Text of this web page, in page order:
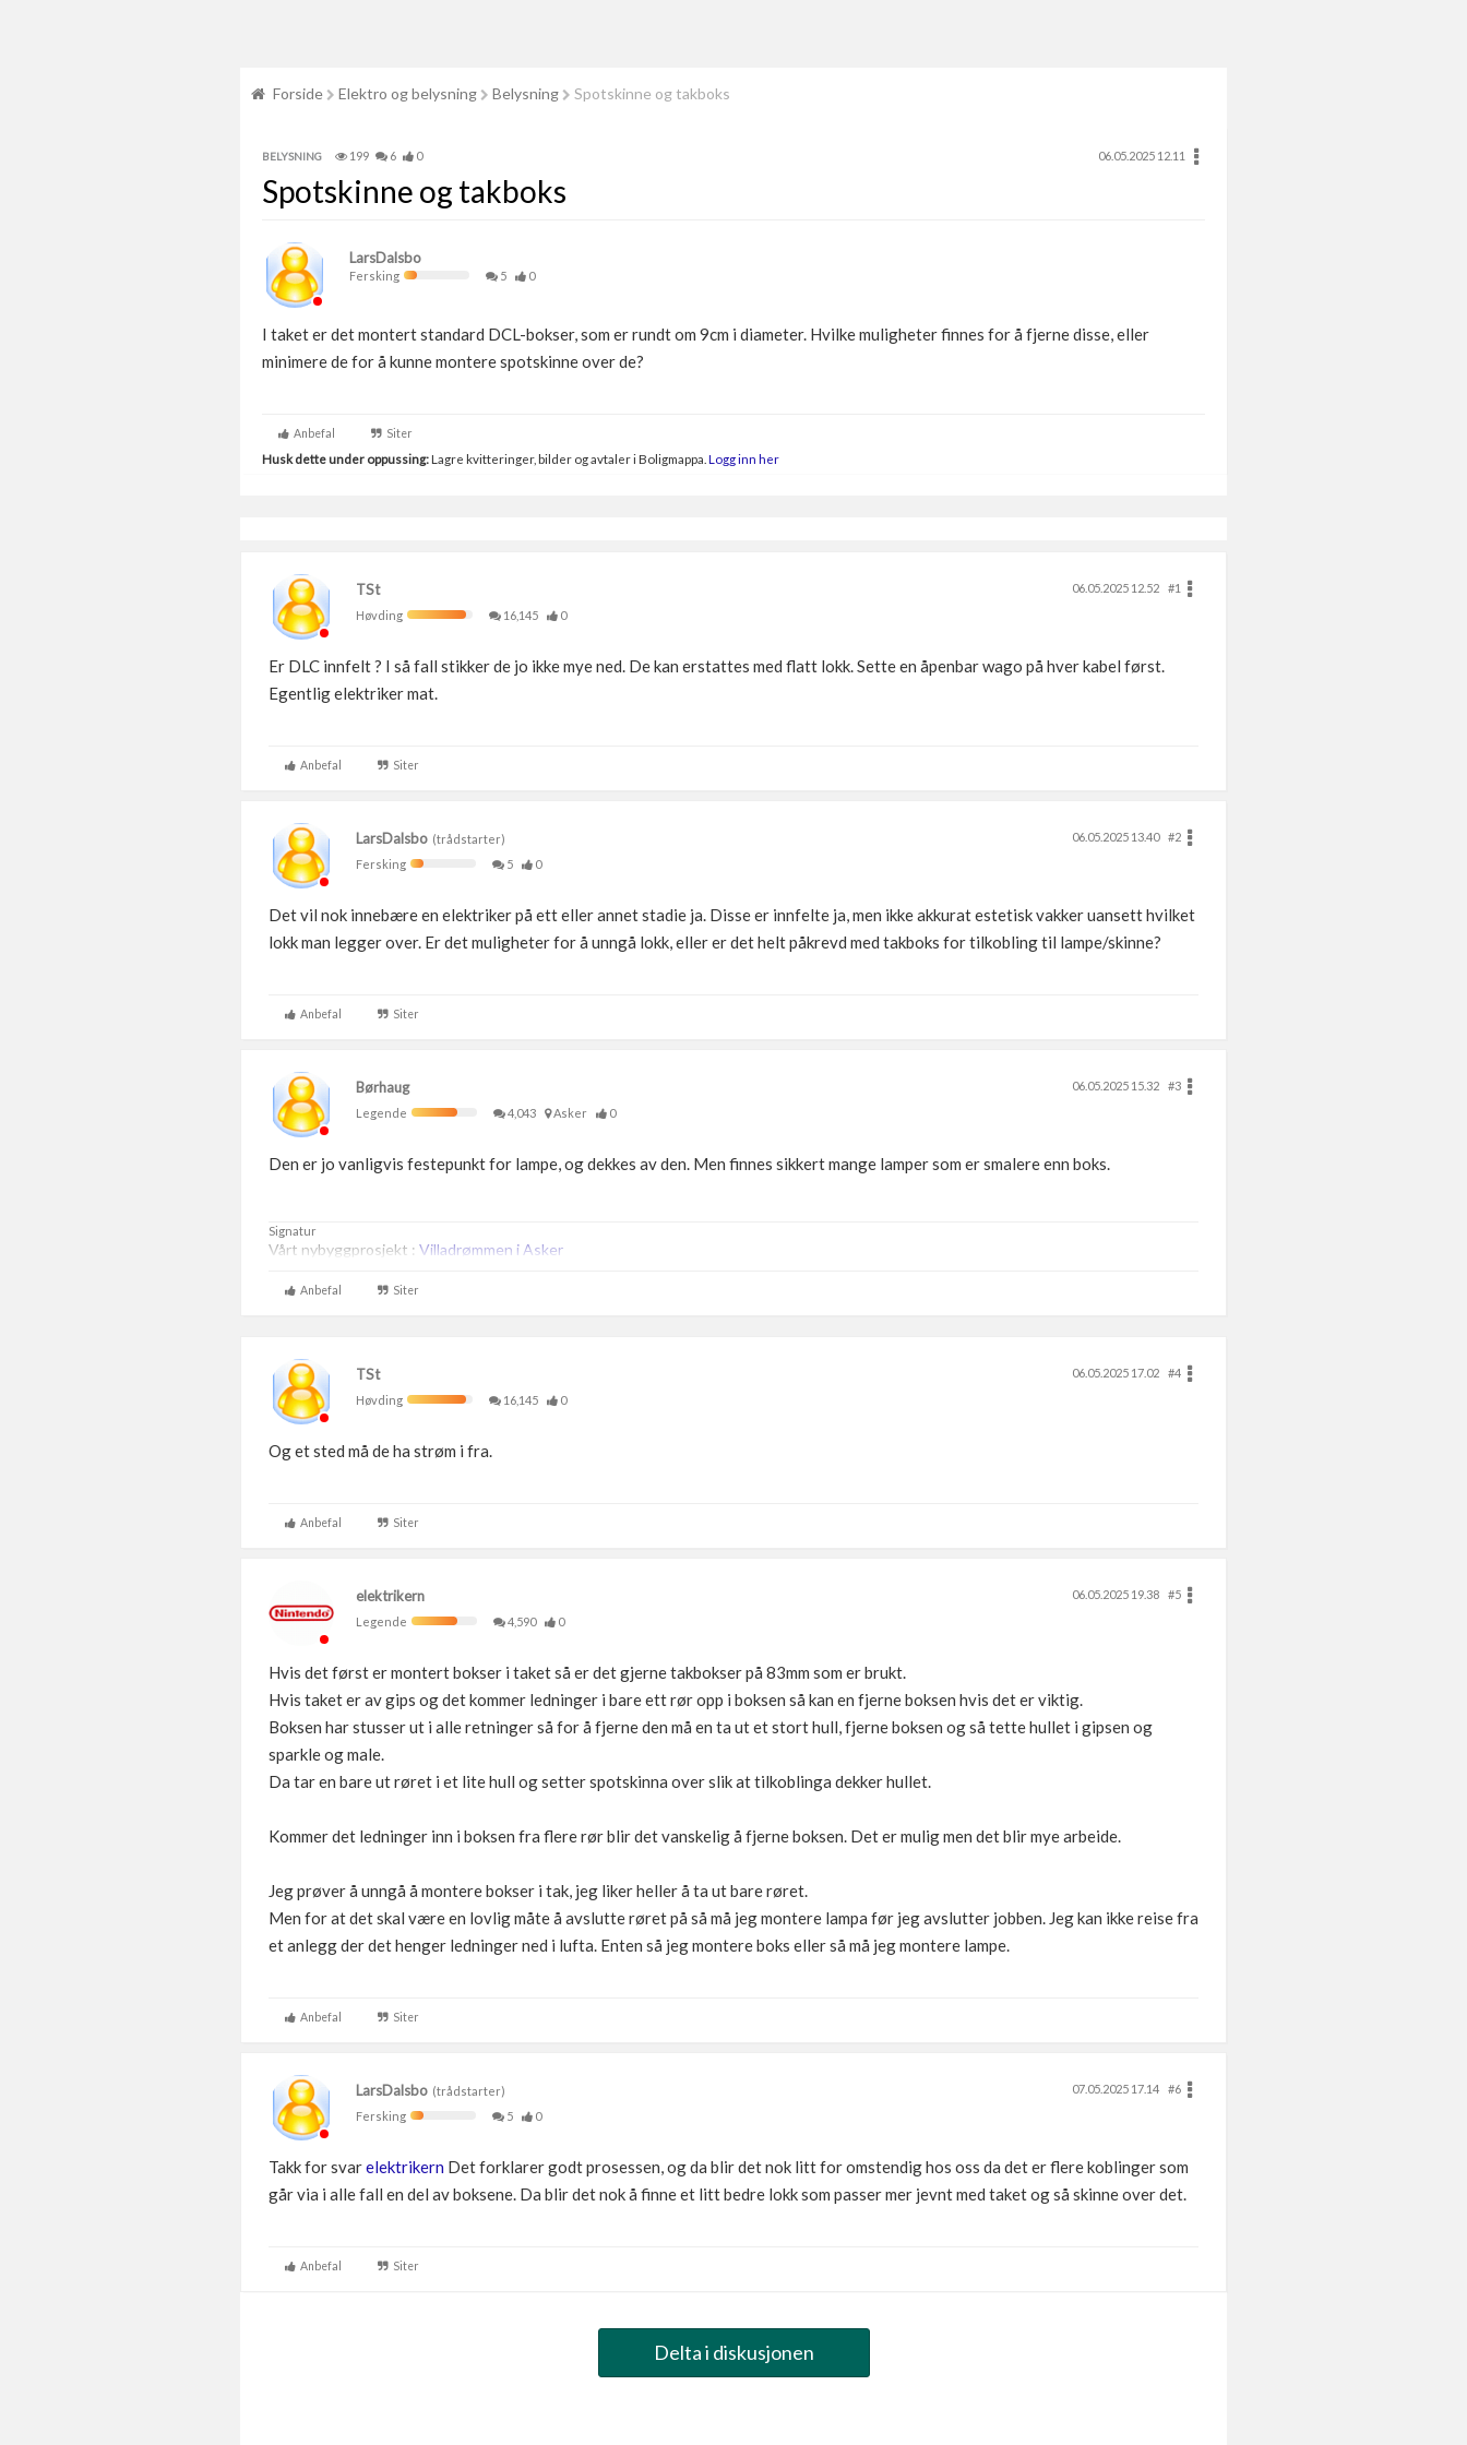
Forside Elektro og belysning Belysning Spotskinne og takboks
BELYSNING 199 6 0 06.05.2025 12.11
Spotskinne og takboks
LarsDalsbo
Fersking 5 0
I taket er det montert standard DCL-bokser, som er rundt om 9cm i diameter. Hvilke muligheter finnes for å fjerne disse, eller
minimere de for å kunne montere spotskinne over de?
Anbefal Siter
Husk dette under oppussing:Lagre kvitteringer, bilder og avtaler i Boligmappa. Logg inn her
TSt 06.05.2025 12.52
#1
Høvding
16,145 0
Er DLC innfelt ? I så fall stikker de jo ikke mye ned. De kan erstattes med flatt lokk. Sette en åpenbar wago på hver kabel først.
Egentlig elektriker mat.
Anbefal Siter
LarsDalsbo (trådstarter) 06.05.2025 13.40
#2
Fersking
5 0
Det vil nok innebære en elektriker på ett eller annet stadie ja. Disse er innfelte ja, men ikke akkurat estetisk vakker uansett hvilket
lokk man legger over. Er det muligheter for å unngå lokk, eller er det helt påkrevd med takboks for tilkobling til lampe/skinne?
Anbefal Siter
Børhaug 06.05.2025 15.32
#3
Legende
4,043 Asker 0
Den er jo vanligvis festepunkt for lampe, og dekkes av den. Men finnes sikkert mange lamper som er smalere enn boks.
Signatur
Vårt nybyggprosjekt : Villadrømmen i Asker
Anbefal Siter
TSt 06.05.2025 17.02
#4
Høvding
16,145 0
Og et sted må de ha strøm i fra.
Anbefal Siter
elektrikern 06.05.2025 19.38
#5
Legende
4,590 0
Hvis det først er montert bokser i taket så er det gjerne takbokser på 83mm som er brukt.
Hvis taket er av gips og det kommer ledninger i bare ett rør opp i boksen så kan en fjerne boksen hvis det er viktig.
Boksen har stusser ut i alle retninger så for å fjerne den må en ta ut et stort hull, fjerne boksen og så tette hullet i gipsen og
sparkle og male.
Da tar en bare ut røret i et lite hull og setter spotskinna over slik at tilkoblinga dekker hullet.
Kommer det ledninger inn i boksen fra flere rør blir det vanskelig å fjerne boksen. Det er mulig men det blir mye arbeide.
Jeg prøver å unngå å montere bokser i tak, jeg liker heller å ta ut bare røret.
Men for at det skal være en lovlig måte å avslutte røret på så må jeg montere lampa før jeg avslutter jobben. Jeg kan ikke reise fra
et anlegg der det henger ledninger ned i lufta. Enten så jeg montere boks eller så må jeg montere lampe.
Anbefal Siter
LarsDalsbo (trådstarter) 07.05.2025 17.14
#6
Fersking
5 0
Takk for svarelektrikern Det forklarer godt prosessen, og da blir det nok litt for omstendig hos oss da det er flere koblinger som
går via i alle fall en del av boksene. Da blir det nok å finne et litt bedre lokk som passer mer jevnt med taket og så skinne over det.
Anbefal Siter
Delta i diskusjonen